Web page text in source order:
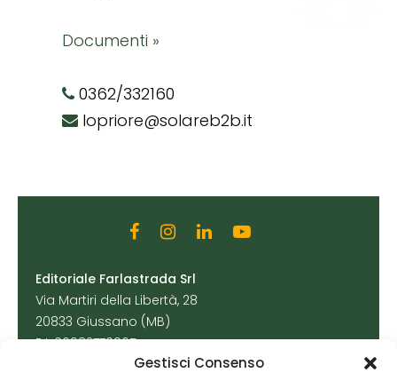
Gestisci Consenso
Documenti »
0362/332160
lopriore@solareb2b.it
Editoriale Farlastrada Srl
Via Martiri della Libertà, 28
20833 Giussano (MB)
P.I. 06982770965